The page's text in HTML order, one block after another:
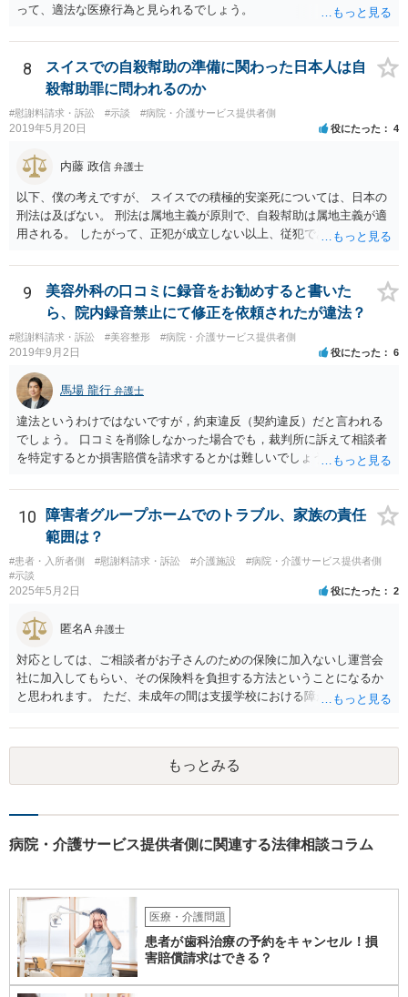
って、適法な医療行為と見られるでしょう。
8
スイスでの自殺幇助の準備に関わった日本人は自
殺幇助罪に問われるのか
#慰謝料請求・訴訟 #示談 #病院・介護サービス提供者側
2019年5月20日 役にたった 4
内藤 政信 弁護士
以下、僕の考えですが、 スイスでの積極的安楽死については、日本の
刑法は及ばない。 刑法は属地主義が原則で、自殺幇助は属地主義が適
用される。 したがって、正犯が成立しない以上、従犯である幇助は成
ることはないでしょう。 ほかに日本で成立するような犯罪はないでし
ょう。 遺灰についてはわかりません。おそらく薬物の検査はあるかも
し れませんが、禁製品にはあたらないでしょう。
9
美容外科の口コミに録音をお勧めすると書いた
ら、院内録音禁止にて修正を依頼されたが違法？
#慰謝料請求・訴訟 #美容整形 #病院・介護サービス提供者側
2019年9月2日 役にたった 6
馬場 龍行 弁護士
違法というわけではないですが，約束違反（契約違反）だと言われる
でしょう。 口コミを削除しなかった場合でも，裁判所に訴えて相談者
を特定するとか損害賠償を請求するとかは難しいでしょう。
10
障害者グループホームでのトラブル、家族の責任
範囲は？
#患者・入所者側 #慰謝料請求・訴訟 #介護施設
#病院・介護サービス提供者側
#示談
2025年5月2日 役にたった 2
匿名A 弁護士
対応としては、ご相談者がお子さんのための保険に加入ないし運営会
社に加入してもらい、その保険料を負担する方法ということになるか
と思われます。 ただ、未成年の間は支援学校における障がい児向けの
かは少し調べてみてはいかがでしょうか。 グループホームは基本的に
要支援者自身が自立して生活する（その責任も負担する）ことを前提
とした支援システムなので、今回のように障がい者による損害や費用
が発生するたびに運営会社が負担するということはシステム的にも経
がよく、むしろ職員を増やして対応するとのことで悪くない対応のグ
あるかどうかですね。 あと、家での生活では出なかった他害行動（暴
力）がでたというお話ですが、それは、現在のグループホームの生活
に対するお子さんのストレスが出ている可能性も高いところです。 な
ので、まだそのグループホームに入って日が浅いなどの場合には、も
う少し様子を見るしかありませんが、時間が経っているのに２度目の
他害行動があったということであれば、問題は思ったより深刻かもし
もっとみる
病院・介護サービス提供者側に関連する法律相談コラム
医療・介護問題
患者が歯科治療の予約をキャンセル！損
害賠償請求はできる？